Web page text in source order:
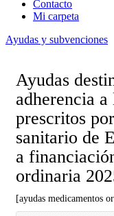
Contacto
Mi carpeta
Ayudas y subvenciones
Ayudas
adherencia
prescritos
sanitario de
a
ordinaria
[ayudas medicamentos